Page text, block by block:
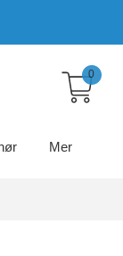
Mer
0